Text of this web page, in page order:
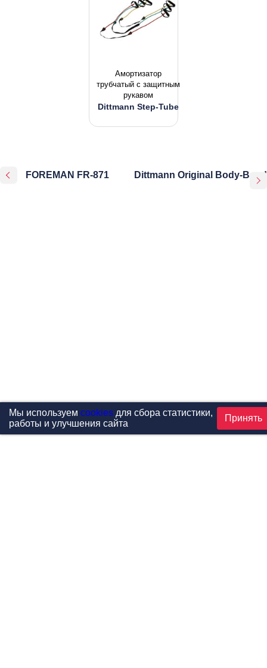
Амортизатор
трубчатый c защитным
рукавом
Dittmann Step-Tube
FOREMAN FR-871 Dittmann Original Body-Band
Мы используем cookiesдля сбора статистики,
работы и улучшения сайта
Принять